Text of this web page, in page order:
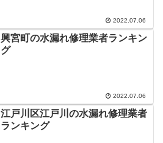
2022.07.06
興宮町の水漏れ修理業者ランキン
グ
2022.07.06
江戸川区江戸川の水漏れ修理業者
ランキング